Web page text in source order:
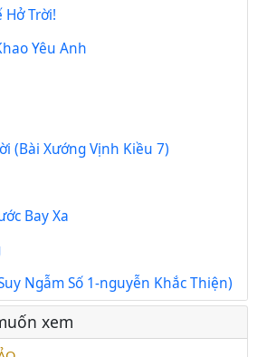
Hở Trời!
Yêu Anh
(Bài Xướng Vịnh Kiều 7)
Bay Xa
Ngẫm Số 1-nguyễn Khắc Thiện)
xem